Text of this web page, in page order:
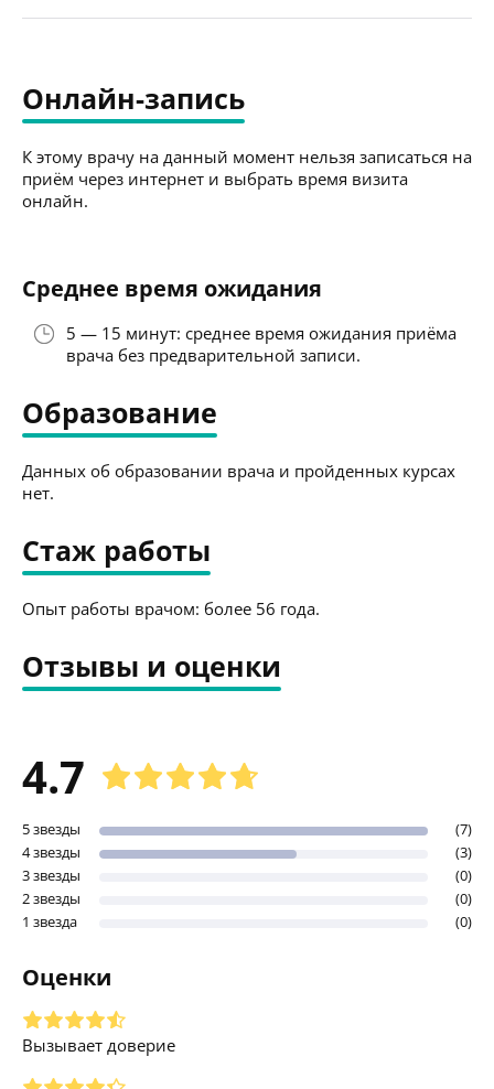
Онлайн-запись
К этому врачу на данный момент нельзя записаться на
приём через интернет и выбрать время визита
онлайн.
Среднее время ожидания
5 — 15 минут: среднее время ожидания приёма
врача без предварительной записи.
Образование
Данных об образовании врача и пройденных курсах
нет.
Стаж работы
Опыт работы врачом: более 56 года.
Отзывы и оценки
4.7
5 звезды
(7)
4 звезды
(3)
3 звезды
(0)
2 звезды
(0)
1 звезда
(0)
Оценки
Вызывает доверие